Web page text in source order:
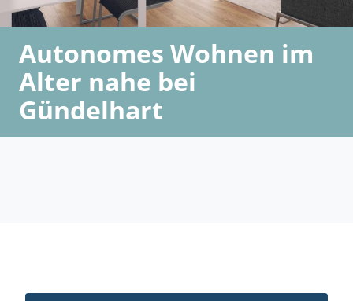
Autonomes Wohnen im
Alter nahe bei
Gündelhart